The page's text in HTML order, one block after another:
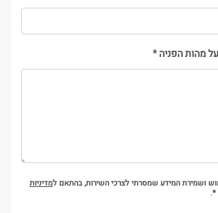
מהות הפניה*
ושמירת המידע שמסרתי לצרכי השירות, בהתאם למדיניות
*.